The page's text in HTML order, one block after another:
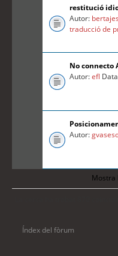
restitució
Autor:
traducció de
No connecto
Autor:efl
Autor:
Mostra
Índex del fòrum